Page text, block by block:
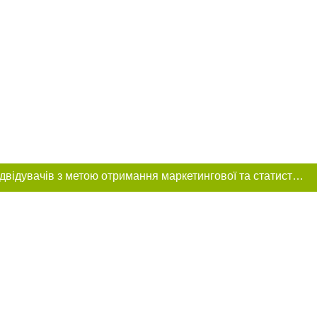
Цей сайт використовує «cookies». Також веб-сайт використовує інтернет-сервіс для збору технічних даних стосовно відвідувачів з метою отримання маркетингової та статистичної інформації. Умови обробки даних відвідувачів сайту див.